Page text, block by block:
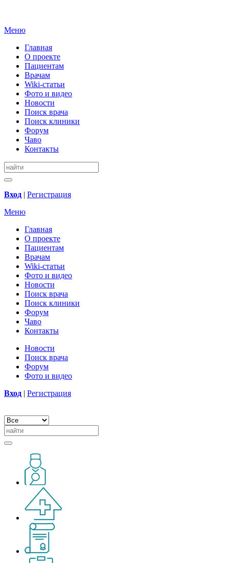
Меню
Главная
О проекте
Пациентам
Врачам
Wiki-статьи
Фото и видео
Новости
Поиск врача
Поиск клиники
Форум
Чаво
Контакты
Вход | Регистрация
Меню
Главная
О проекте
Пациентам
Врачам
Wiki-статьи
Фото и видео
Новости
Поиск врача
Поиск клиники
Форум
Чаво
Контакты
Новости
Поиск врача
Форум
Фото и видео
Вход | Регистрация